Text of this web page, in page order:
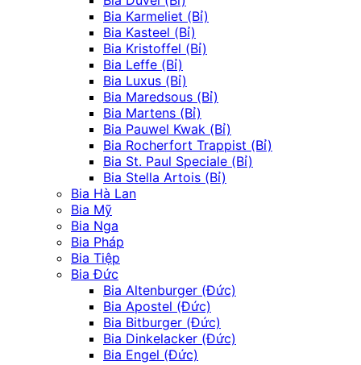
Bia Karmeliet (Bỉ)
Bia Kasteel (Bỉ)
Bia Kristoffel (Bỉ)
Bia Leffe (Bỉ)
Bia Luxus (Bỉ)
Bia Maredsous (Bỉ)
Bia Martens (Bỉ)
Bia Pauwel Kwak (Bỉ)
Bia Rocherfort Trappist (Bỉ)
Bia St. Paul Speciale (Bỉ)
Bia Stella Artois (Bỉ)
Bia Hà Lan
Bia Mỹ
Bia Nga
Bia Pháp
Bia Tiệp
Bia Đức
Bia Altenburger (Đức)
Bia Apostel (Đức)
Bia Bitburger (Đức)
Bia Dinkelacker (Đức)
Bia Engel (Đức)